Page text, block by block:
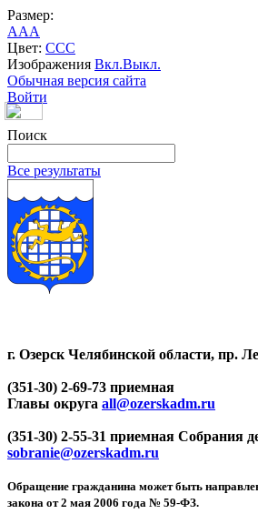
Размер:
AAA
Цвет: CCC
Изображения Вкл.Выкл.
Обычная версия сайта
Войти
Поиск
Все результаты
г. Озерск Челябинской области, пр.
(351-30) 2-69-73 приемная
Главы округа all@ozerskadm.ru
(351-30) 2-55-31 приемная Собрания
sobranie@ozerskadm.ru
Обращение гражданина может быть
закона от 2 мая 2006 года № 59-ФЗ.